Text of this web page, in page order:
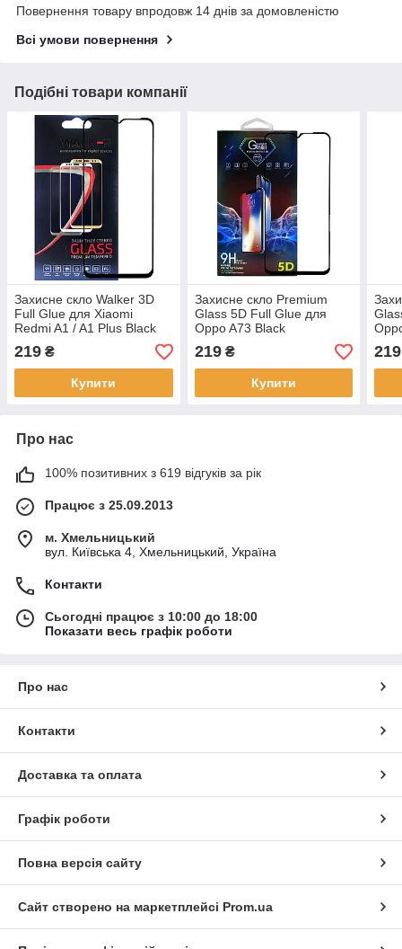
Повернення товару впродовж 14 днів за домовленістю
Всі умови повернення
Подібні товари компанії
Захисне скло Walker 3D
Full Glue для Xiaomi
Redmi A1 / A1 Plus Black
219 ₴
Купити
Захисне скло Premium
Glass 5D Full Glue для
Oppo A73 Black
219₴
Купити
219
Про нас
100% позитивних з 619 відгуків за рік
Працює з 25.09.2013
м. Хмельницький
вул. Київська 4, Хмельницький, Україна
Контакти
Сьогодні працює з 10:00 до 18:00
Показати весь графік роботи
Про нас
Контакти
Доставка та оплата
Графік роботи
Повна версія сайту
Сайт створено на маркетплейсі Prom.ua